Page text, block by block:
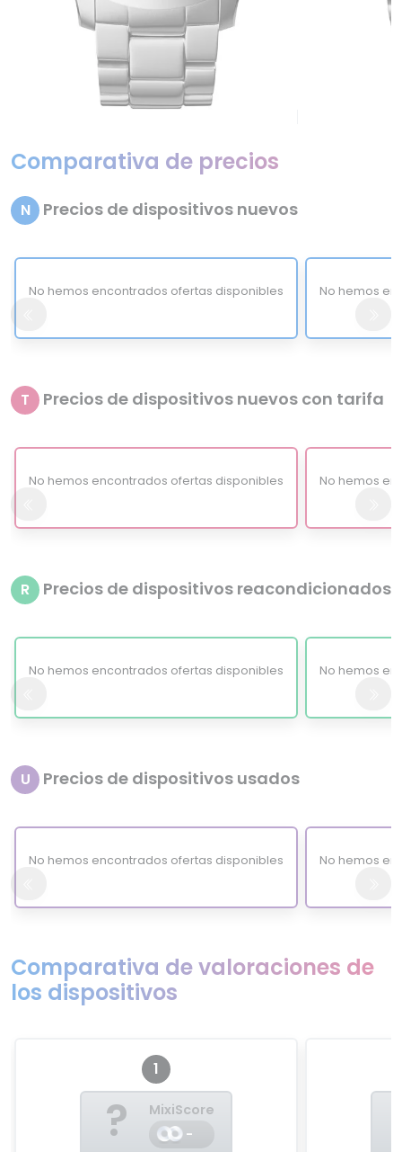
Comparativa de precios
N Precios de dispositivos nuevos
No hemos encontrados ofertas disponibles No hemos
T Precios de dispositivos nuevos con tarifa
No hemos encontrados ofertas disponibles No hemos
R Precios de dispositivos reacondicionados
No hemos encontrados ofertas disponibles No hemos
U Precios de dispositivos usados
No hemos encontrados ofertas disponibles No hemos
Comparativa de valoraciones de
los dispositivos
1
?
MixiScore
-